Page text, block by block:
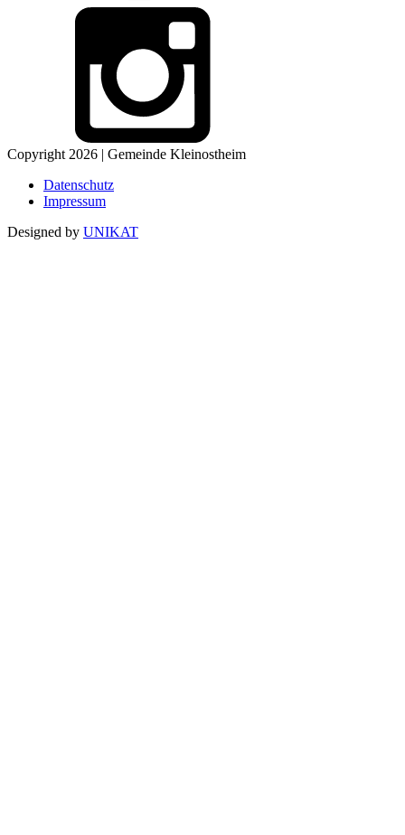
Copyright 2026 | Gemeinde Kleinostheim
Datenschutz
Impressum
Designed by UNIKAT